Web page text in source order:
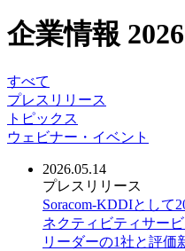
企業情報 2026
すべて
プレスリリース
トピックス
ウェビナー・イベント
2026.05.14
プレスリリース
Soracom-KDDIとして
ネクティビティサー
リーダーの1社と評価